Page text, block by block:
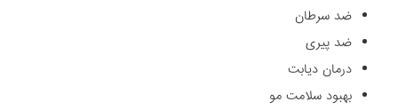
ضد سرطان
ضد پیری
درمان دیابت
بهبود سلامت مو